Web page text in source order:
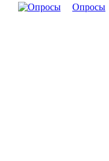
Опросы